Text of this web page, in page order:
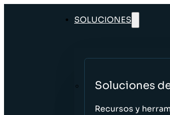
SOLUCIONES
Soluciones
Recursos y